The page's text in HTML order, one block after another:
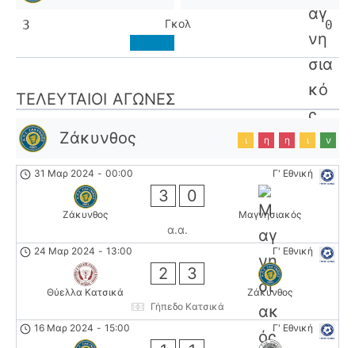
3 Γκολ 0
ΤΕΛΕΥΤΑΊΟΙ ΑΓΏΝΕΣ
Ζάκυνθος ι η η ι ν
Γ' Εθνική
31 Μαρ 2024 - 00:00
Ζάκυνθος
3 0
Μαγνησιακός
α.α.
Γ' Εθνική
24 Μαρ 2024 - 13:00
Θύελλα Κατσικά
2 3
Ζάκυνθος
Γήπεδο Κατσικά
Γ' Εθνική
16 Μαρ 2024 - 15:00